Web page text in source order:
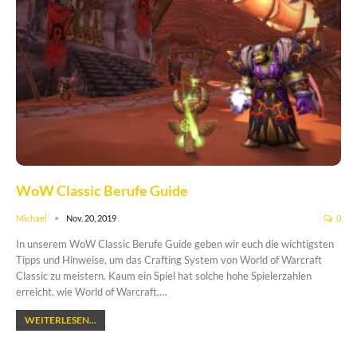
WoW Classic Berufe Guide
Michael Nov. 20, 2019 0
In unserem WoW Classic Berufe Guide geben wir euch die wichtigsten
Tipps und Hinweise, um das Crafting System von World of Warcraft
Classic zu meistern. Kaum ein Spiel hat solche hohe Spielerzahlen
erreicht, wie World of Warcraft.…
WEITERLESEN...